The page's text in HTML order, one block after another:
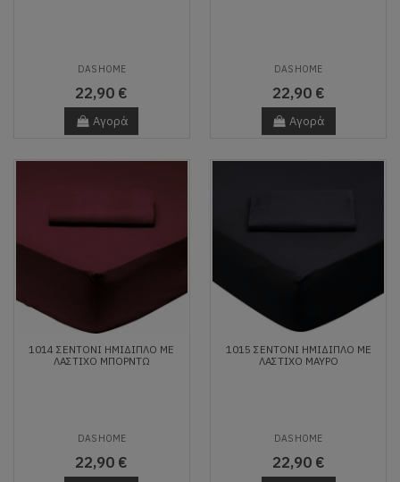
DAS HOME
22,90 €
Αγορά
DAS HOME
22,90 €
Αγορά
1014 ΣΕΝΤΟΝΙ ΗΜΙΔΙΠΛΟ ΜΕ
ΛΑΣΤΙΧΟ ΜΠΟΡΝΤΩ
DAS HOME
22,90 €
1015 ΣΕΝΤΟΝΙ ΗΜΙΔΙΠΛΟ ΜΕ
ΛΑΣΤΙΧΟ ΜΑΥΡΟ
DAS HOME
22,90 €